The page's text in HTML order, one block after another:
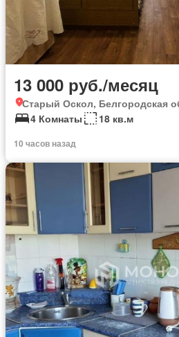
13 000 руб./месяц
Старый Оскол, Белгородская
4 Комнаты
18 кв.м
10 часов назад